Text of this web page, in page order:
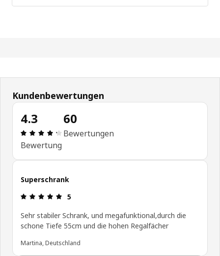
Kundenbewertungen
4.3
Bewertung: 4.3 von 5 Sterne Alle Bewertungen:
Bewertung
60
Bewertungen
Superschrank
Bewertung: 5 von 5 Sterne
5
Sehr stabiler Schrank, und megafunktional,durch die
schone Tiefe 55cm und die hohen Regalfächer
Martina, Deutschland